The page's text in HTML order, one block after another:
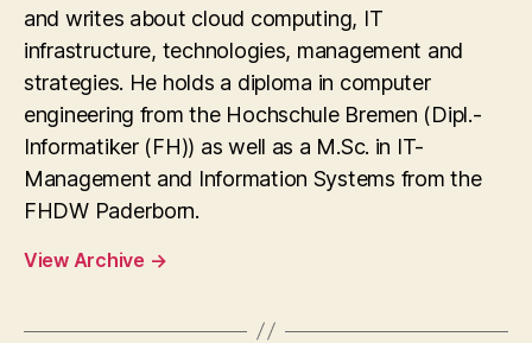
and writes about cloud computing, IT
infrastructure, technologies, management and
strategies. He holds a diploma in computer
engineering from the Hochschule Bremen (Dipl.-
Informatiker (FH)) as well as a M.Sc. in IT-
Management and Information Systems from the
FHDW Paderborn.
View Archive →